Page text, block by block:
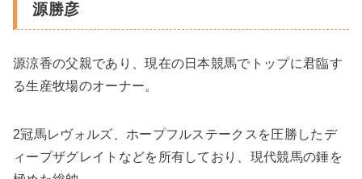
源勝彦
源涼香の父親であり、現在の日本競馬でトップに君臨す
る生産牧場のオーナー。
2冠馬レヴォルズ、ホープフルステークスを圧勝したデ
ィープザグレイトなどを所有しており、現代競馬の錘を